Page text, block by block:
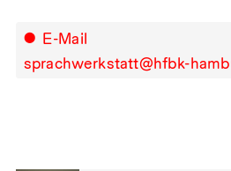
E-Mail
sprachwerkstatt@hfbk-